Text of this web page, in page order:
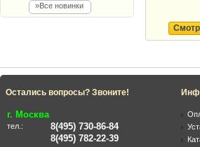
»Все новинки
Остались вопросы? Звоните!
г. Москва
тел.:
8(495) 730-86-84
8(495) 782-22-39